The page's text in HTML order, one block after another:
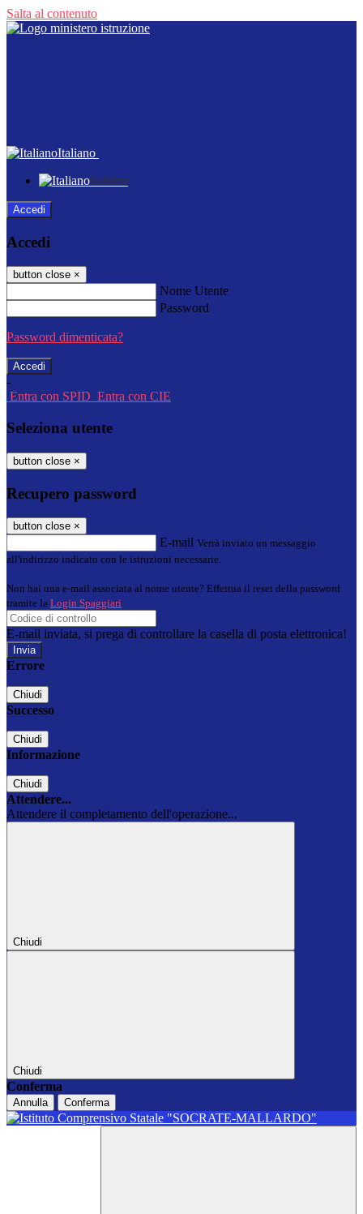
Salta al contenuto
Italiano
Italiano
Accedi
Accedi
button close ×
Nome Utente
Password
Password dimenticata?
-
Entra con SPID Entra con CIE
Seleziona utente
button close ×
Recupero password
button close ×
E-mail Verrà inviato un messaggio
all'indirizzo indicato con le istruzioni necessarie.
Non hai una e-mail associata al nome utente? Effettua il reset della password
tramite la Login Spaggiari
E-mail inviata, si prega di controllare la casella di posta elettronica!
Errore
Chiudi
Successo
Chiudi
Informazione
Chiudi
Attendere...
Attendere il completamento dell'operazione...
Chiudi
Chiudi
Conferma
Annulla Conferma